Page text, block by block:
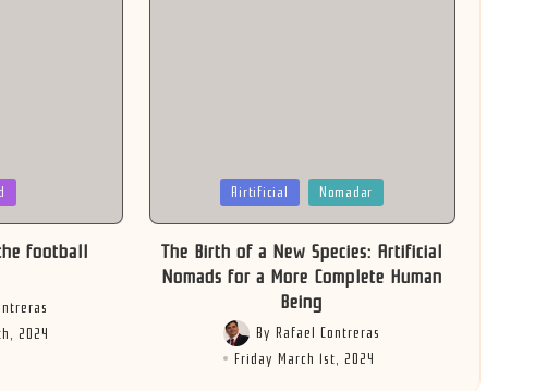
football
2024
Airtificial Nomadar
The Birth of a New Species: Artificial
Nomads for a More Complete Human
Being
Posted
by
By Rafael Contreras
Friday March 1st, 2024